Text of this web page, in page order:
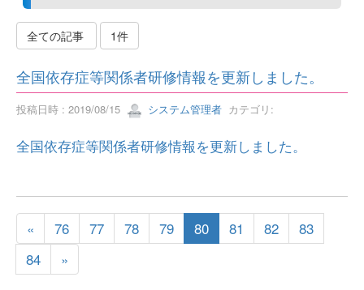
全ての記事 1件
全国依存症等関係者研修情報を更新しました。
投稿日時 : 2019/08/15 システム管理者 カテゴリ:
全国依存症等関係者研修情報を更新しました。
« 76 77 78 79 80 81 82
83
84
»